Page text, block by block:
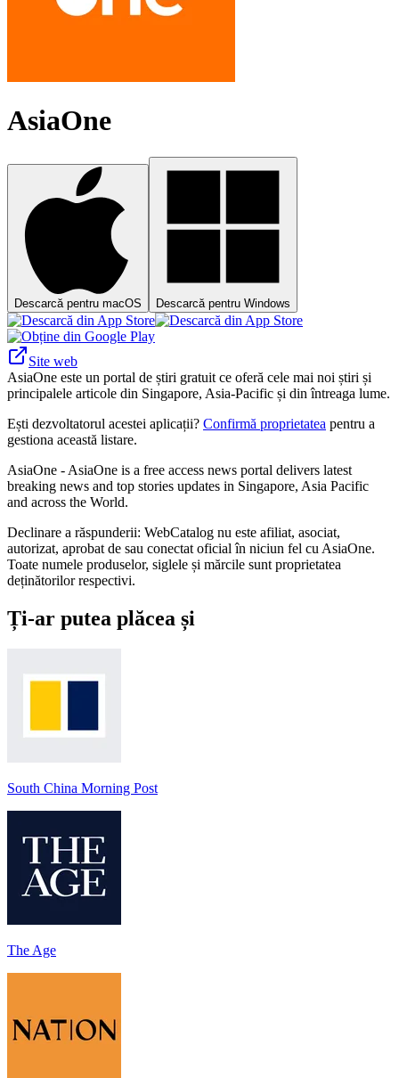
AsiaOne
Descarcă pentru macOS Descarcă pentru Windows
Site web
AsiaOne este un portal de știri gratuit ce oferă cele mai noi știri și
principalele articole din Singapore, Asia-Pacific și din întreaga lume.
Ești dezvoltatorul acestei aplicații? Confirmă proprietatea pentru a
gestiona această listare.
AsiaOne - AsiaOne is a free access news portal delivers latest
breaking news and top stories updates in Singapore, Asia Pacific
and across the World.
Declinare a răspunderii: WebCatalog nu este afiliat, asociat,
autorizat, aprobat de sau conectat oficial în niciun fel cu AsiaOne.
Toate numele produselor, siglele și mărcile sunt proprietatea
deținătorilor respectivi.
Ți-ar putea plăcea și
South China Morning Post
The Age